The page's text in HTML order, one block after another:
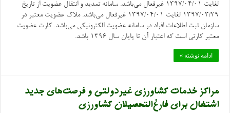
لغایت ۱۳۹۷/۰۴/۰۱ غیرفعال می‌باشد. سامانه تمدید و انتقال عضویت از تاریخ
۱۳۹۷/۰۳/۲۹ لغایت ۱۳۹۷/۰۴/۰۱ غیرفعال می‌باشد. ملاک عضویت معتبر در
سازمان ثبت اطلاعات افراد در سامانه عضویت الکترونیکی می‌باشد. کارت عضویت
معتبر کارتی است که اعتبار آن تا پایان سال ۱۳۹۶ باشد.
ادامه نوشته »
مراکز خدمات کشاورزی غیردولتی و فرصت‌های جدید
اشتغال برای فارغ‌التحصیلان کشاورزی